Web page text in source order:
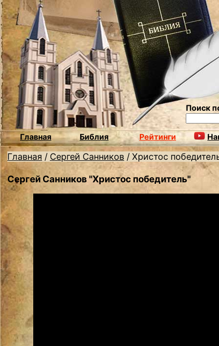
Поиск
Главная Библия Рейтинги
Главная / Сергей Санников / Христос
Сергей Санников "Христос победитель"